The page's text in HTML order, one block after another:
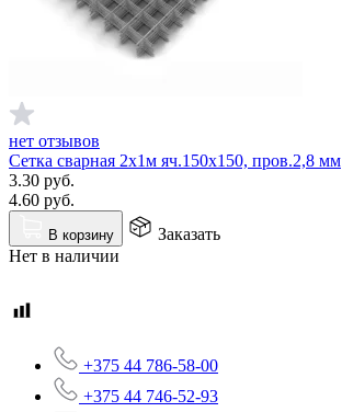
нет отзывов
Сетка сварная 2х1м яч.150х150, пров.2,8 мм
3.30 руб.
4.60 руб.
В корзину
Заказать
Нет в наличии
+375 44 786-58-00
+375 44 746-52-93